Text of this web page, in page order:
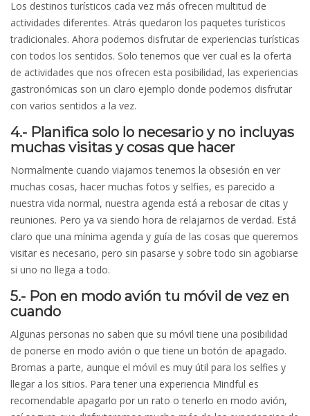
Los destinos turísticos cada vez más ofrecen multitud de
actividades diferentes. Atrás quedaron los paquetes turísticos
tradicionales. Ahora podemos disfrutar de experiencias turísticas
con todos los sentidos. Solo tenemos que ver cual es la oferta
de actividades que nos ofrecen esta posibilidad, las experiencias
gastronómicas son un claro ejemplo donde podemos disfrutar
con varios sentidos a la vez.
4.- Planifica solo lo necesario y no incluyas
muchas visitas y cosas que hacer
Normalmente cuando viajamos tenemos la obsesión en ver
muchas cosas, hacer muchas fotos y selfies, es parecido a
nuestra vida normal, nuestra agenda está a rebosar de citas y
reuniones. Pero ya va siendo hora de relajarnos de verdad. Está
claro que una mínima agenda y guía de las cosas que queremos
visitar es necesario, pero sin pasarse y sobre todo sin agobiarse
si uno no llega a todo.
5.- Pon en modo avión tu móvil de vez en
cuando
Algunas personas no saben que su móvil tiene una posibilidad
de ponerse en modo avión o que tiene un botón de apagado.
Bromas a parte, aunque el móvil es muy útil para los selfies y
llegar a los sitios. Para tener una experiencia Mindful es
recomendable apagarlo por un rato o tenerlo en modo avión,